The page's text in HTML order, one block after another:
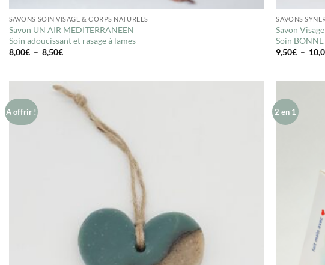
SAVONS SOIN VISAGE & CORPS NATURELS
Savon UN AIR MEDITERRANEEN
Soin adoucissant et rasage à lames
8,00€ – 8,50€Plage
à
8,50€
SAVONS
Savon
Soin
9,50€ –
A offrir ! 2 en 1